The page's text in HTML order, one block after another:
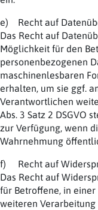
e) Recht auf
Das Recht auf
Möglichkeit für den
personenbezogenen
maschinenlesbaren
erhalten, um sie ggf.
Verantwortlichen
Abs. 3 Satz 2 DSGVO
zur Verfügung, wenn
Wahrnehmung
f) Recht auf
Das Recht auf
für Betroffene, in
weiteren